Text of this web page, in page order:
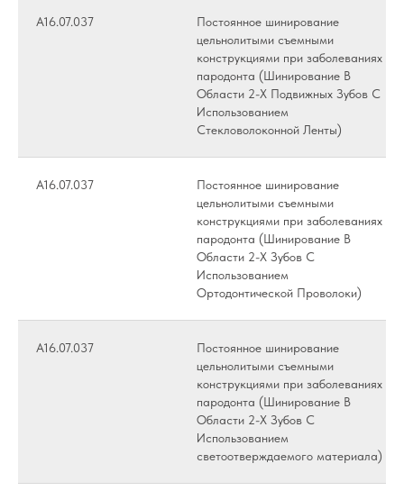
А16.07.037
Постоянное шинирование
цельнолитыми съемными
конструкциями при заболеваниях
пародонта (Шинирование В
Области 2-Х Подвижных Зубов С
Использованием
Стекловолоконной Ленты)
А16.07.037
Постоянное шинирование
цельнолитыми съемными
конструкциями при заболеваниях
пародонта (Шинирование В
Области 2-Х Зубов С
Использованием
Ортодонтической Проволоки)
А16.07.037
Постоянное шинирование
цельнолитыми съемными
конструкциями при заболеваниях
пародонта (Шинирование В
Области 2-Х Зубов С
Использованием
светоотверждаемого материала)